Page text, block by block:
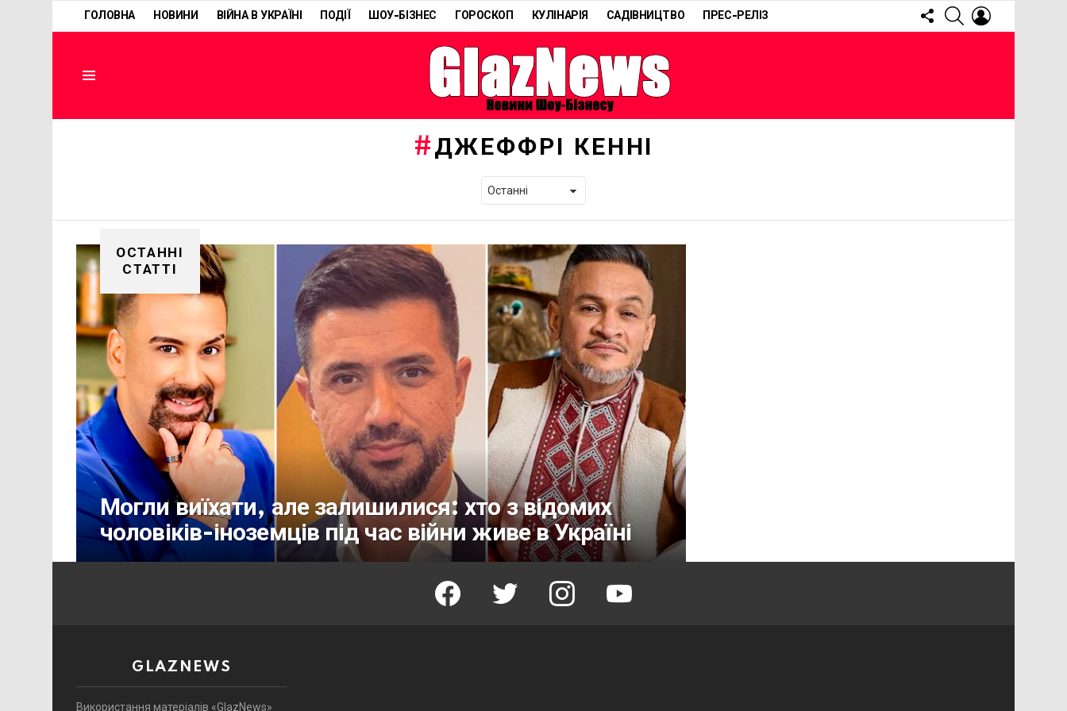
ГОЛОВНА НОВИНИ ВІЙНА В УКРАЇНІ ПОДІЇ ШОУ-БІЗНЕС ГОРОСКОП КУЛІНАРІЯ САДІВНИЦТВО ПРЕС-РЕЛІЗ
FOLLOW
US
SEARCH
ДЖЕФФРІ КЕННІ
ОСТАННІ
СТАТТІ
Могли виїхати, але залишилися: хто з відомих
чоловіків-іноземців під час війни живе в Україні
facebook twitter instagram youtube
GLAZNEWS
Використання матеріалів «GlazNews»